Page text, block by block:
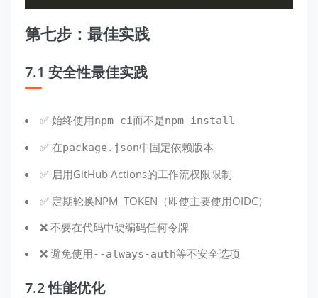
第七步：最佳实践
7.1 安全性最佳实践
✅ 始终使用npm ci而不是npm install
✅ 在package.json中固定依赖版本
✅ 启用GitHub Actions的工作流权限限制
✅ 定期轮换NPM_TOKEN（即使主要使用OIDC）
❌ 不要在代码中硬编码任何令牌
❌ 避免使用--always-auth等不安全选项
7.2 性能优化